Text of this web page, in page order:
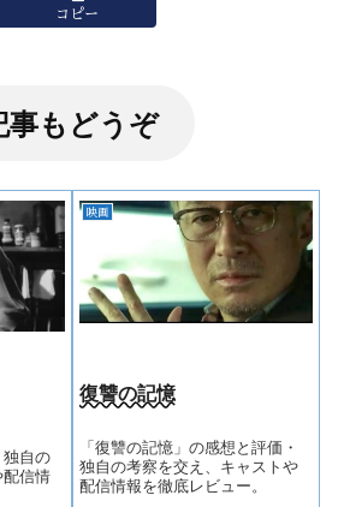
コピー
事もどうぞ
独自の
信情
映画
復讐の記憶
「復讐の記憶」の感想と評価・
独自の考察を交え、キャストや
配信情報を徹底レビュー。